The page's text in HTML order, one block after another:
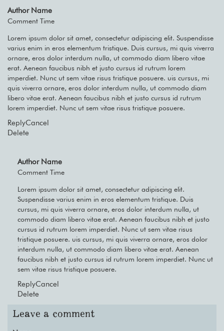
Author Name
Comment Time
Lorem ipsum dolor sit amet, consectetur adipiscing elit. Suspendisse
varius enim in eros elementum tristique. Duis cursus, mi quis viverra
ornare, eros dolor interdum nulla, ut commodo diam libero vitae
erat. Aenean faucibus nibh et justo cursus id rutrum lorem
imperdiet. Nunc ut sem vitae risus tristique posuere. uis cursus, mi
quis viverra ornare, eros dolor interdum nulla, ut commodo diam
libero vitae erat. Aenean faucibus nibh et justo cursus id rutrum
lorem imperdiet. Nunc ut sem vitae risus tristique posuere.
ReplyCancel
Delete
Author Name
Comment Time
Lorem ipsum dolor sit amet, consectetur adipiscing elit.
Suspendisse varius enim in eros elementum tristique. Duis
cursus, mi quis viverra ornare, eros dolor interdum nulla, ut
commodo diam libero vitae erat. Aenean faucibus nibh et justo
cursus id rutrum lorem imperdiet. Nunc ut sem vitae risus
tristique posuere. uis cursus, mi quis viverra ornare, eros dolor
interdum nulla, ut commodo diam libero vitae erat. Aenean
faucibus nibh et justo cursus id rutrum lorem imperdiet. Nunc ut
sem vitae risus tristique posuere.
ReplyCancel
Delete
Leave a comment